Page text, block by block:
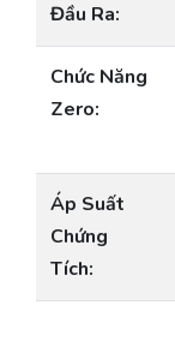
Đầu Ra:
Chức Năng
Zero:
Áp Suất
Chứng
Tích: